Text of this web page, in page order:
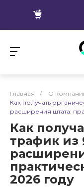
Главная / О
Как получать
расширения штата:
Как
трафик из
2026 году